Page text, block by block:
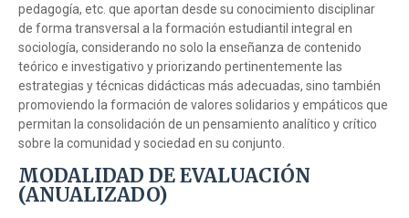
pedagogía, etc. que aportan desde su conocimiento disciplinar
de forma transversal a la formación estudiantil integral en
sociología, considerando no solo la enseñanza de contenido
teórico e investigativo y priorizando pertinentemente las
estrategias y técnicas didácticas más adecuadas, sino también
promoviendo la formación de valores solidarios y empáticos que
permitan la consolidación de un pensamiento analítico y crítico
sobre la comunidad y sociedad en su conjunto.
MODALIDAD DE EVALUACIÓN
(ANUALIZADO)